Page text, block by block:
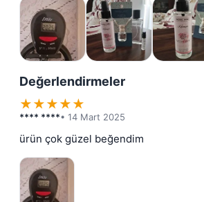
Değerlendirmeler
★★★★★
**** ****• 14 Mart 2025
ürün çok güzel beğendim